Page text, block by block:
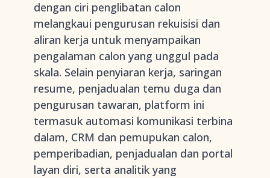
dengan ciri penglibatan calon
melangkaui pengurusan rekuisisi dan
aliran kerja untuk menyampaikan
pengalaman calon yang unggul pada
skala. Selain penyiaran kerja, saringan
resume, penjadualan temu duga dan
pengurusan tawaran, platform ini
termasuk automasi komunikasi terbina
dalam, CRM dan pemupukan calon,
pemperibadian, penjadualan dan portal
layan diri, serta analitik yang